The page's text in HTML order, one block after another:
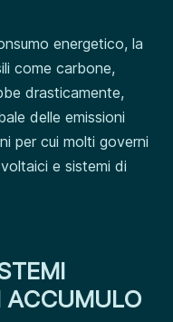
energetico, la
come carbone,
drasticamente,
delle emissioni
per cui molti governi
e sistemi di
ACCUMULO